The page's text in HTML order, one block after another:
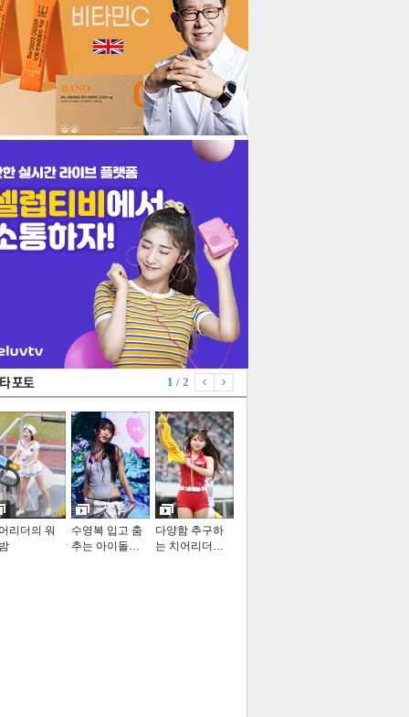
포토
1 / 2
리더의 워
수영복 입고 춤
추는 아이돌…
다양함 추구하
는 치어리더…